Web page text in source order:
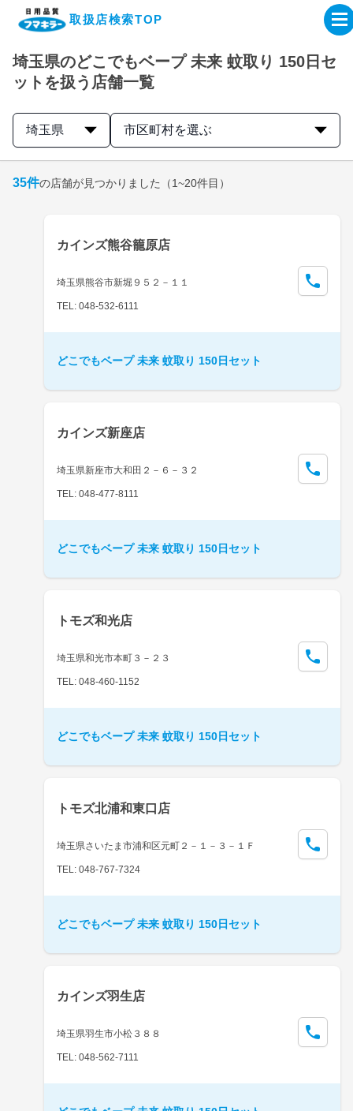
取扱店検索TOP
企業・IR情報サイト
製品情報サイト
取扱店検索はこちら
埼玉県のどこでもベープ 未来 蚊取り 150日セ
ットを扱う店舗一覧
埼玉県 市区町村を選ぶ
35件の店舗が見つかりました （1~20件目）
カインズ熊谷籠原店
埼玉県熊谷市新堀９５２－１１
TEL: 048-532-6111
どこでもベープ 未来 蚊取り 150日セット
カインズ新座店
埼玉県新座市大和田２－６－３２
TEL: 048-477-8111
どこでもベープ 未来 蚊取り 150日セット
トモズ和光店
埼玉県和光市本町３－２３
TEL: 048-460-1152
どこでもベープ 未来 蚊取り 150日セット
トモズ北浦和東口店
埼玉県さいたま市浦和区元町２－１－３－１Ｆ
TEL: 048-767-7324
どこでもベープ 未来 蚊取り 150日セット
カインズ羽生店
埼玉県羽生市小松３８８
TEL: 048-562-7111